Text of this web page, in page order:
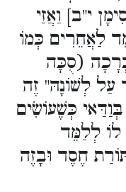
י"ב] וַאֲזַי
לַאֲחֵרִים כְּמוֹ
(סֻכָּה
לְשׁוֹנָהּ" זֶה
כְּשֶׁעוֹשִׂים
לְלַמֵּד
חֶסֶד וּבָזֶה